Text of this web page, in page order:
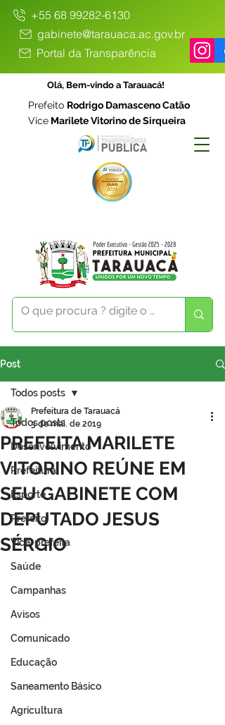
+55 68 99282-6130
gabinete@tarauaca.ac.gov.br
Portal da Transparência
Olá, Bem-vindo a Tarauacá!
Prefeito Rodrigo Damasceno Catão
Vice Marilete Vitorino de Sirqueira
Post
Todos posts
Desenvolvimento
Prefeitura
Esporte
Prefeito
Vice-prefeita
Saúde
Campanhas
Avisos
Comunicado
Educação
Saneamento Básico
Agricultura
Todos posts
PREFEITA MARILETE
VITORINO REÚNE EM
SEU GABINETE COM
DEPUTADO JESUS
SÉRGIO
Prefeitura de Tarauacá
3 de mai. de 2019